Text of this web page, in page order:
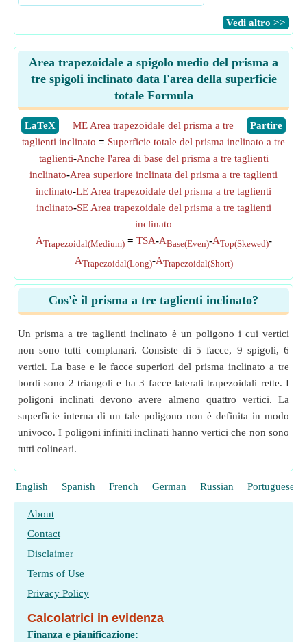
​Vedi altro >>
Area trapezoidale a spigolo medio del prisma a
tre spigoli inclinato data l'area della superficie
totale Formula
​LaTeX ​Partire
ME Area trapezoidale del prisma a tre
taglienti inclinato = Superficie totale del prisma inclinato a tre
taglienti-Anche l'area di base del prisma a tre taglienti
inclinato-Area superiore inclinata del prisma a tre taglienti
inclinato-LE Area trapezoidale del prisma a tre taglienti
inclinato-SE Area trapezoidale del prisma a tre taglienti
inclinato
ATrapezoidal(Medium)= TSA-ABase(Even)-ATop(Skewed)-
ATrapezoidal(Long)-ATrapezoidal(Short)
Cos'è il prisma a tre taglienti inclinato?
Un prisma a tre taglienti inclinato è un poligono i cui vertici
non sono tutti complanari. Consiste di 5 facce, 9 spigoli, 6
vertici. La base e le facce superiori del prisma inclinato a tre
bordi sono 2 triangoli e ha 3 facce laterali trapezoidali rette. I
poligoni inclinati devono avere almeno quattro vertici. La
superficie interna di un tale poligono non è definita in modo
univoco. I poligoni infiniti inclinati hanno vertici che non sono
tutti colineari.
English Spanish French German Russian Portuguese
About
Contact
Disclaimer
Terms of Use
Privacy Policy
Calcolatrici in evidenza
Finanza e pianificazione: